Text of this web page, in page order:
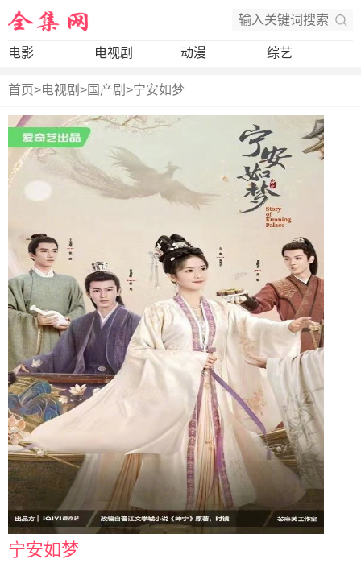
电影 电视剧 动漫 综艺
首页>电视剧 >国产剧 >宁安如梦
宁安如梦